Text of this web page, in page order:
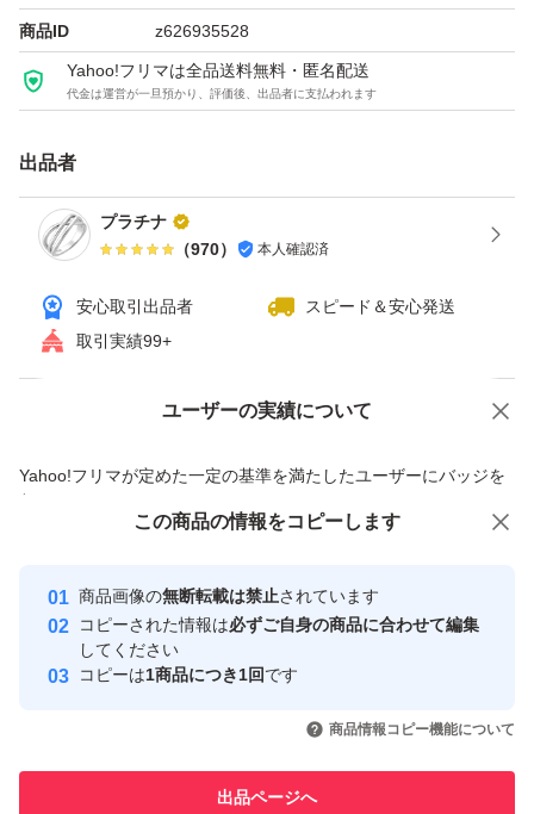
商品ID z626935528
Yahoo!フリマは全品送料無料・匿名配送
代金は運営が一旦預かり、評価後、出品者に支払われます
出品者
プラチナ
（970） 本人確認済
安心取引出品者
スピード＆安心発送
取引実績99+
ユーザーの実績について
Yahoo!フリマが定めた一定の基準を満たしたユーザーにバッジを
付与しています
安心取引出品者
心・安全なユーザーです
取引実績
引を完了させた実績があります
での取引実績があります
価格の相談 商品への質問
この商品の情報をコピーします
商品画像の無断転載は禁止されています
コピーされた情報は必ずご自身の商品に合わせて編集
してください
コピーは1商品につき1回です
商品情報コピー機能について
出品ページへ
この商品をみている人にオススメ